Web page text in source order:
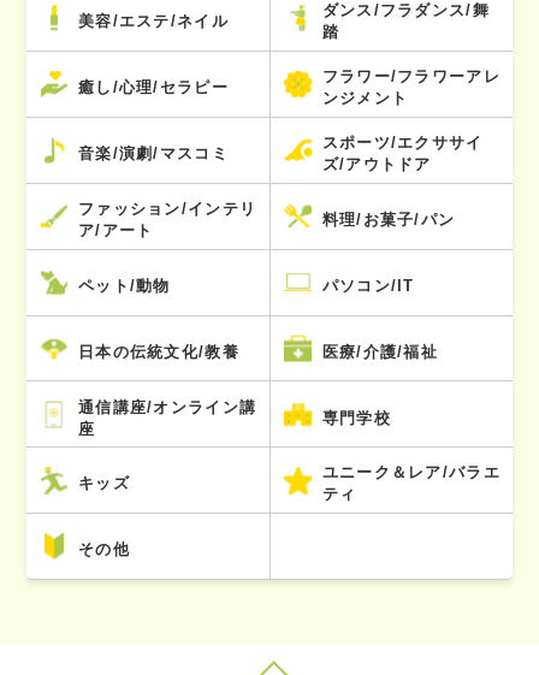
美容/エステ/ネイル
ダンス/フラダンス/舞
踏
癒し/心理/セラピー
フラワー/フラワーアレ
ンジメント
音楽/演劇/マスコミ
スポーツ/エクササイ
ズ/アウトドア
ファッション/インテリ
ア/アート
料理/お菓子/パン
ペット/動物 パソコン/IT
日本の伝統文化/教養 医療/介護/福祉
通信講座/オンライン講
座
専門学校
キッズ
ユニーク＆レア/バラエ
ティ
その他